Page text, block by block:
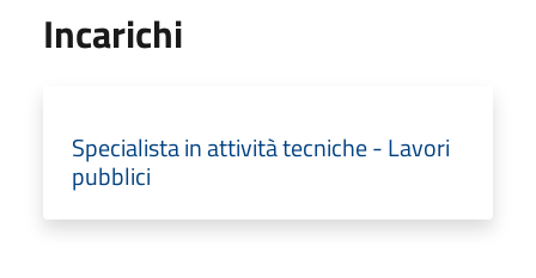
Incarichi
Specialista in attività tecniche - Lavori
pubblici